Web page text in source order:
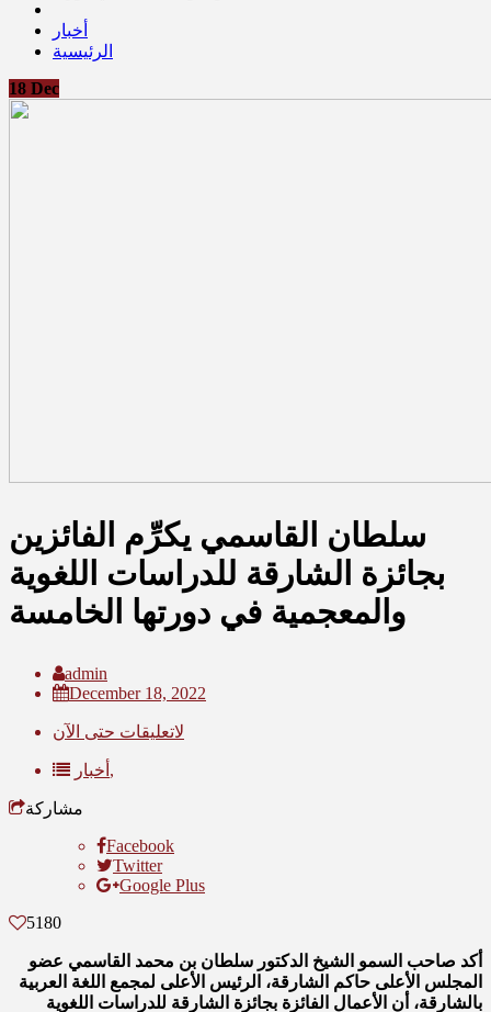
أخبار
الرئيسية
18 Dec
سلطان القاسمي يكرِّم الفائزين
بجائزة الشارقة للدراسات اللغوية
والمعجمية في دورتها الخامسة
admin
December 18, 2022
لاتعليقات حتى الآن
أخبار,
مشاركة
Facebook
Twitter
Google Plus
5180
أكد صاحب السمو الشيخ الدكتور سلطان بن محمد القاسمي عضو
المجلس الأعلى حاكم الشارقة، الرئيس الأعلى لمجمع اللغة العربية
بالشارقة، أن الأعمال الفائزة بجائزة الشارقة للدراسات اللغوية